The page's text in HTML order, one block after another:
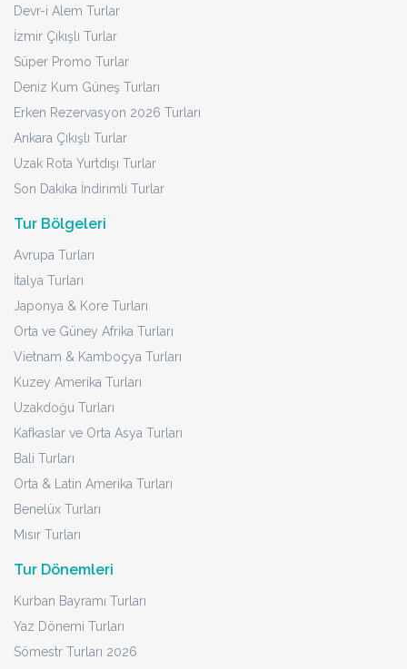
Devr-i Alem Turlar
İzmir Çıkışlı Turlar
Süper Promo Turlar
Deniz Kum Güneş Turları
Erken Rezervasyon 2026 Turları
Ankara Çıkışlı Turlar
Uzak Rota Yurtdışı Turlar
Son Dakika İndirimli Turlar
Tur Bölgeleri
Avrupa Turları
İtalya Turları
Japonya & Kore Turları
Orta ve Güney Afrika Turları
Vietnam & Kamboçya Turları
Kuzey Amerika Turları
Uzakdoğu Turları
Kafkaslar ve Orta Asya Turları
Bali Turları
Orta & Latin Amerika Turları
Benelüx Turları
Mısır Turları
Tur Dönemleri
Kurban Bayramı Turları
Yaz Dönemi Turları
Sömestr Turları 2026